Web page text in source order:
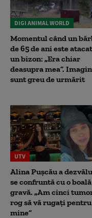
DIGI ANIMAL WORLD
Momentul când un
de 65 de ani este
un bizon: „Era chiar
deasupra mea”.
sunt greu de urmărit
UTV
Alina Pușcău a
se confruntă cu o boală
gravă. „Am cinci
rog să vă rugați pentru
mine”